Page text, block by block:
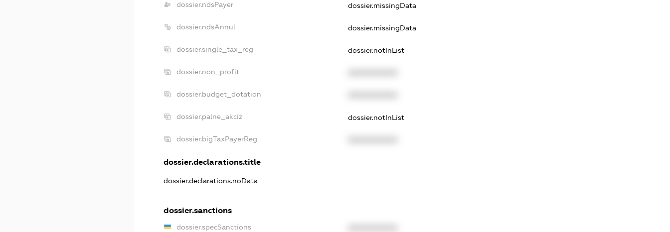
dossier.ndsPayer dossier.missingData
dossier.ndsAnnul dossier.missingData
dossier.single_tax_reg dossier.notInList
dossier.non_profit
dossier.budget_dotation
dossier.palne_akciz dossier.notInList
dossier.bigTaxPayerReg
dossier.declarations.title
dossier.declarations.noData
dossier.sanctions
dossier.specSanctions